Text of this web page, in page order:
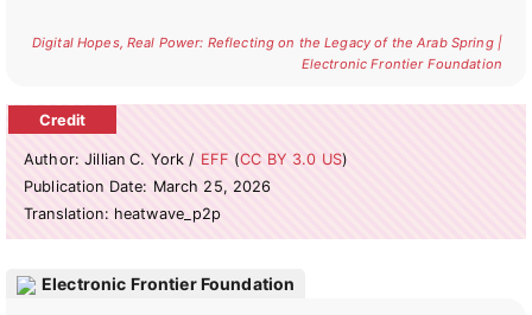
Digital Hopes, Real Power: Reflecting on the Legacy of the Arab Spring |
Electronic Frontier Foundation
Author: Jillian C. York / EFF (CC BY 3.0 US)
Publication Date: March 25, 2026
Translation: heatwave_p2p
Electronic Frontier Foundation